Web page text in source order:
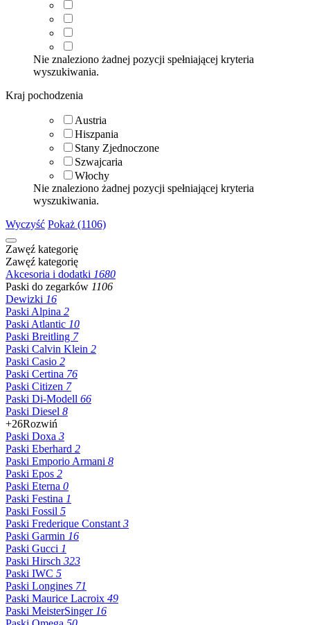
Nie znaleziono żadnej pozycji spełniającej kryteria
wyszukiwania.
Kraj pochodzenia
Austria
Hiszpania
Stany Zjednoczone
Szwajcaria
Włochy
Nie znaleziono żadnej pozycji spełniającej kryteria
wyszukiwania.
Wyczyść Pokaż (1106)
Zawęź kategorię
Zawęź kategorię
Akcesoria i dodatki 1680
Paski do zegarków 1106
Dewizki 16
Paski Alpina 2
Paski Atlantic 10
Paski Breitling 7
Paski Calvin Klein 2
Paski Casio 2
Paski Certina 76
Paski Citizen 7
Paski Di-Modell 66
Paski Diesel 8
+26Rozwiń
Paski Doxa 3
Paski Eberhard 2
Paski Emporio Armani 8
Paski Epos 2
Paski Eterna 0
Paski Festina 1
Paski Fossil 5
Paski Frederique Constant 3
Paski Garmin 16
Paski Gucci 1
Paski Hirsch 323
Paski IWC 5
Paski Longines 71
Paski Maurice Lacroix 49
Paski MeisterSinger 16